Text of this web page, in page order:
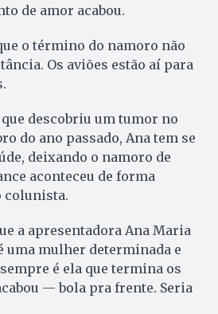
de amor acabou.
o término do namoro não
Os aviões estão aí para
que descobriu um tumor no
do ano passado, Ana tem se
deixando o namoro de
aconteceu de forma
colunista.
a apresentadora Ana Maria
uma mulher determinada e
é ela que termina os
— bola pra frente. Seria